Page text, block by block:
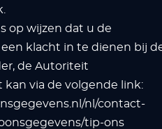
op wijzen dat u de
klacht in te dienen bij
de Autoriteit
kan via de volgende link:
nl/contact-
tip-ons